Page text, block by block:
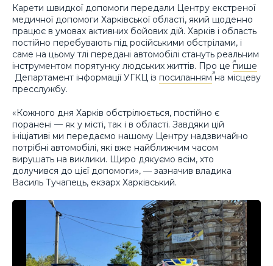
Карети швидкої допомоги передали Центру екстреної
медичної допомоги Харківської області, який щоденно
працює в умовах активних бойових дій. Харків і область
постійно перебувають під російськими обстрілами, і
саме на цьому тлі передані автомобілі стануть реальним
інструментом порятунку людських життів. Про цепише
Департамент інформації УГКЦ із посиланнямна місцеву
пресслужбу.
«Кожного дня Харків обстрілюється, постійно є
поранені — як у місті, так і в області. Завдяки цій
ініціативі ми передаємо нашому Центру надзвичайно
потрібні автомобілі, які вже найближчим часом
вирушать на виклики. Щиро дякуємо всім, хто
долучився до цієї допомоги», — зазначив владика
Василь Тучапець, екзарх Харківський.